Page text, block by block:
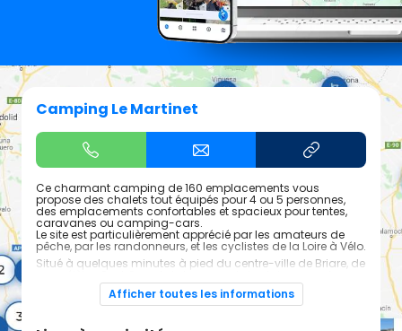
Camping Le Martinet
Ce charmant camping de 160 emplacements vous
propose des chalets tout équipés pour 4 ou 5 personnes,
des emplacements confortables et spacieux pour tentes,
caravanes ou camping-cars.
Le site est particulièrement apprécié par les amateurs de
pêche, par les randonneurs, et les cyclistes de la Loire à Vélo.
Situé à quelques minutes à pied du centre-ville de Briare, de
un cadre naturel, entre le canal et la Loire dernier fleuve
sauvage d’Europe…découvrez tout l’univers d’un site
remarquable ombragé et arboré…
Afficher toutes les informations